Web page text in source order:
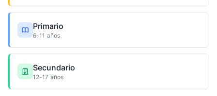
Primario
6-11 años
Secundario
12-17 años